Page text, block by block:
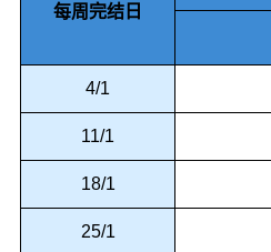
每周完结日
4/1
11/1
18/1
25/1